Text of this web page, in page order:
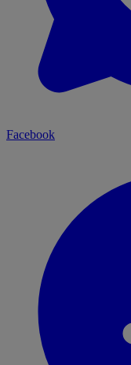
Facebook